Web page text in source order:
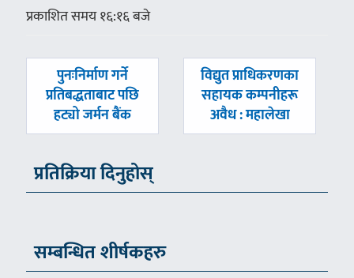
प्रकाशित समय १६:१६ बजे
पछिल्लाे
-
पुनःनिर्माण गर्ने
प्रतिबद्धताबाट पछि
हट्यो जर्मन बैंक
अघिल्लाे
-
विद्युत प्राधिकरणका
सहायक कम्पनीहरू
अवैध : महालेखा
प्रतिक्रिया दिनुहोस्
सम्बन्धित शीर्षकहरु